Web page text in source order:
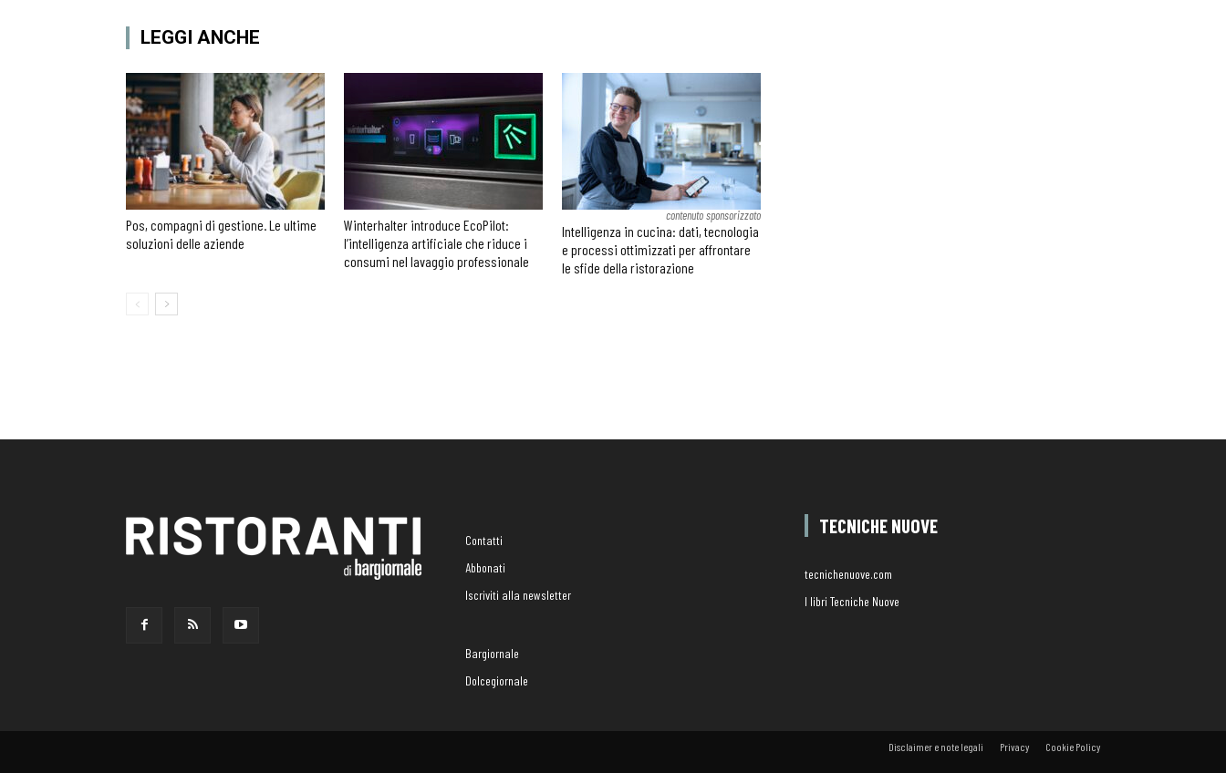
LEGGI ANCHE
Pos, compagni di gestione. Le ultime
soluzioni delle aziende
Winterhalter introduce EcoPilot:
l’intelligenza artificiale che riduce i
consumi nel lavaggio professionale
contenuto sponsorizzato
Intelligenza in cucina: dati, tecnologia
e processi ottimizzati per affrontare
le sfide della ristorazione
Contatti
Abbonati
Iscriviti alla newsletter
Bargiornale
Dolcegiornale
TECNICHE NUOVE
tecnichenuove.com
I libri Tecniche Nuove
Disclaimer e note legali Privacy Cookie Policy